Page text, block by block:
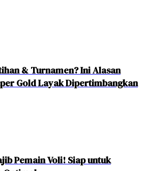
& Turnamen? Ini Alasan
Gold Layak Dipertimbangkan
Pemain Voli! Siap untuk